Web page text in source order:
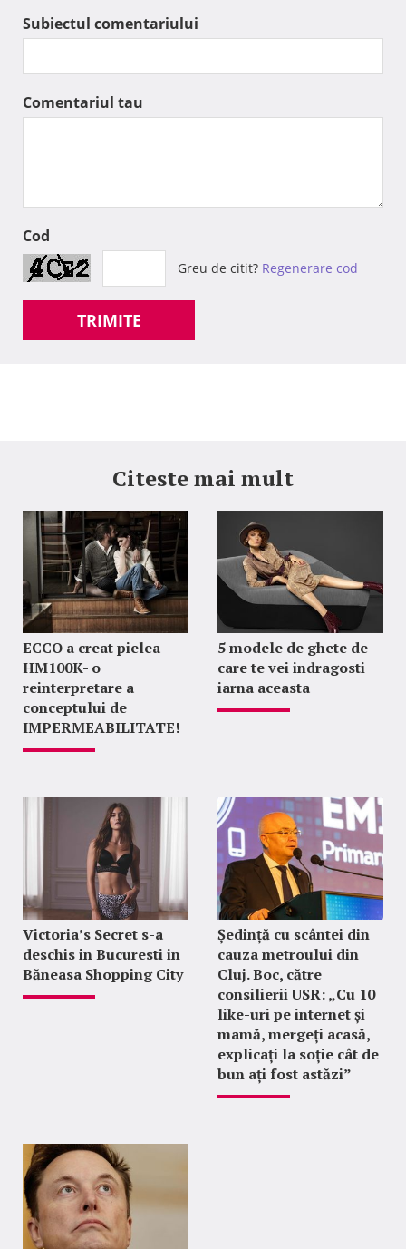
Subiectul comentariului
Comentariul tau
Cod
Greu de citit? Regenerare cod
TRIMITE
Citeste mai mult
ECCO a creat pielea
HM100K- o
reinterpretare a
conceptului de
IMPERMEABILITATE!
5 modele de ghete de
care te vei indragosti
iarna aceasta
Victoria’s Secret s-a
deschis in Bucuresti in
Băneasa Shopping City
Ședință cu scântei din
cauza metroului din
Cluj. Boc, către
consilierii USR: „Cu 10
like-uri pe internet și
mamă, mergeți acasă,
explicați la soție cât de
bun ați fost astăzi”